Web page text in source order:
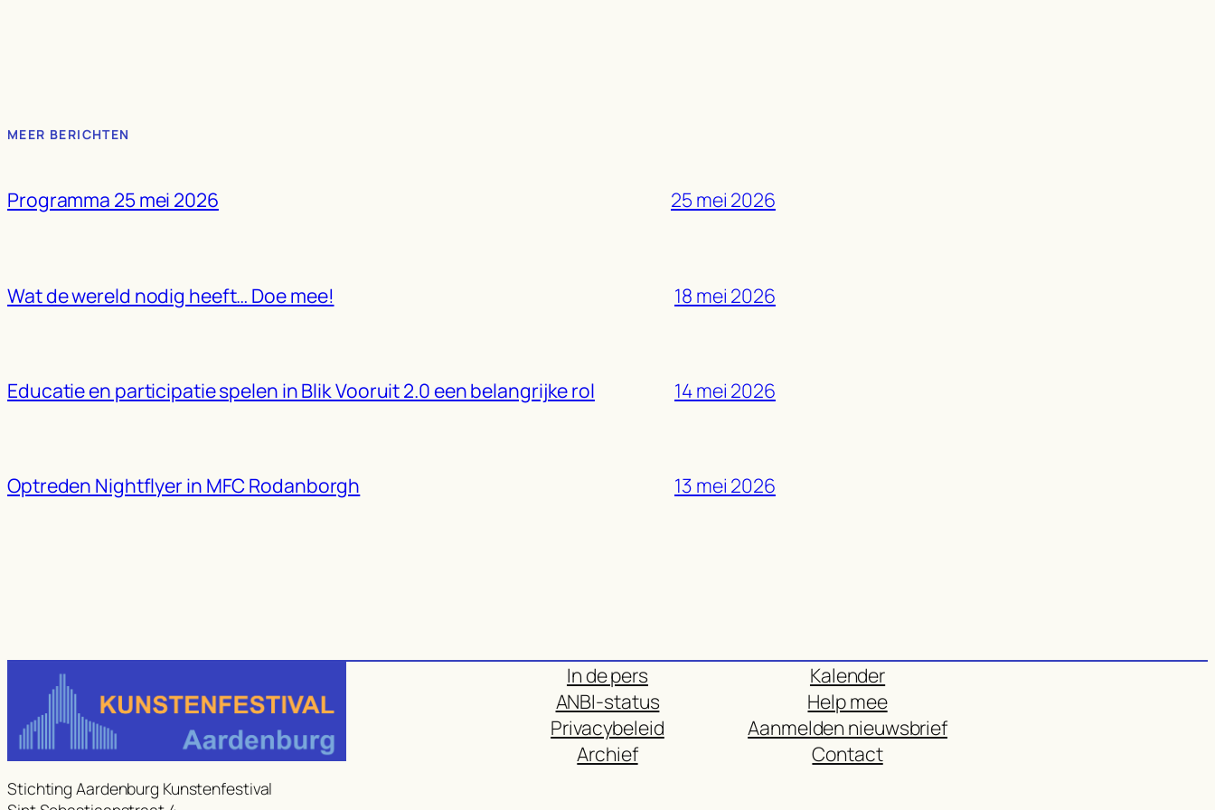
MEER BERICHTEN
Programma 25 mei 2026 25 mei 2026
Wat de wereld nodig heeft… Doe mee! 18 mei 2026
Educatie en participatie spelen in Blik Vooruit 2.0 een belangrijke rol 14 mei 2026
Optreden Nightflyer in MFC Rodanborgh 13 mei 2026
Stichting Aardenburg Kunstenfestival
In de pers
ANBI-status
Privacybeleid
Archief
Kalender
Help mee
Aanmelden nieuwsbrief
Contact